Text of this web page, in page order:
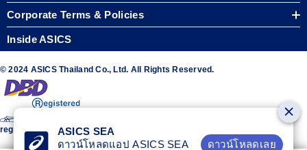
Corporate Terms & Policies
Inside ASICS
© 2024 ASICS Thailand Co., Ltd. All Rights Reserved.
The stripe design featured on the sides of the ASICS® shoes is a
registered trademark of ASICS Corporation
ASICS SEA
ดาวน์โหลดแอป ASICS SEA
ดาวน์โหลดเลย